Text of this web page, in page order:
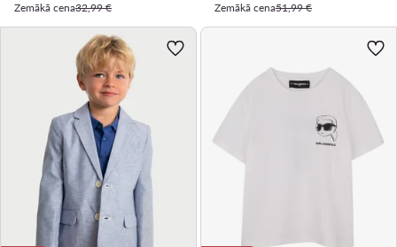
Zemākā cena32,99 €
Zemākā cena51,99 €